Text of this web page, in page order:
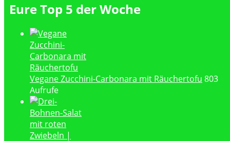
Eure Top 5 der Woche
Vegane Zucchini-Carbonara mit Räuchertofu 803
Aufrufe